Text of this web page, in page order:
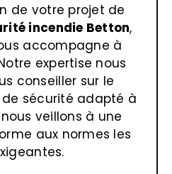
de votre projet de
incendie Betton,
accompagne à
expertise nous
conseiller sur le
sécurité adapté à
veillons à une
aux normes les